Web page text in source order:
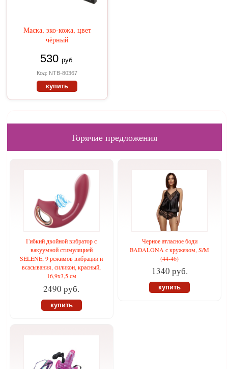
Маска, эко-кожа, цвет
чёрный
530 руб.
Код: NTB-80367
купить
Горячие предложения
Гибкий двойной вибратор с
вакуумной стимуляцией
SELENE, 9 режимов вибрации и
всасывания, силикон, красный,
16,9х3,5 см
2490 руб.
купить
Черное атласное боди
BADALONA с кружевом, S/M
(44-46)
1340 руб.
купить